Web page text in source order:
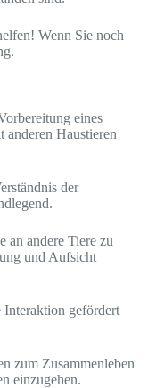
Wenn Sie noch
eines
anderen Haustieren
der
an andere Tiere zu
und Aufsicht
gefördert
zum Zusammenleben
einzugehen.